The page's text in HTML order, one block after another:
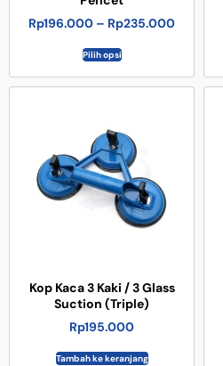
Rp196.000 – Rp235.000
Pilih opsi
Kop Kaca 3 Kaki / 3 Glass
Suction (Triple)
Rp195.000
Tambah ke keranjang